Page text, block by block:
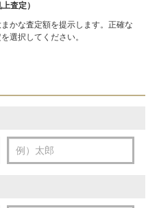
査定）
かな査定額を提示します。正確な
選択してください。